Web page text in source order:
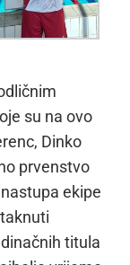
su na ovo
Dinko
prvenstvo
ekipe
titula